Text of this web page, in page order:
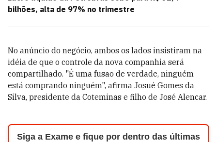
bilhões, alta de 97% no trimestre
No anúncio do negócio, ambos os lados insistiram na
idéia de que o controle da nova companhia será
compartilhado. "É uma fusão de verdade, ninguém
está comprando ninguém", afirma Josué Gomes da
Silva, presidente da Coteminas e filho de José Alencar.
Siga a Exame e fique por dentro das últimas